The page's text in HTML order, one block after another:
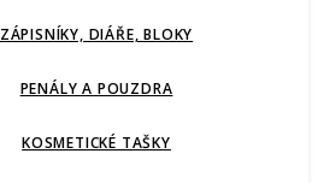
ZÁPISNÍKY, DIÁŘE, BLOKY
PENÁLY A POUZDRA
KOSMETICKÉ TAŠKY